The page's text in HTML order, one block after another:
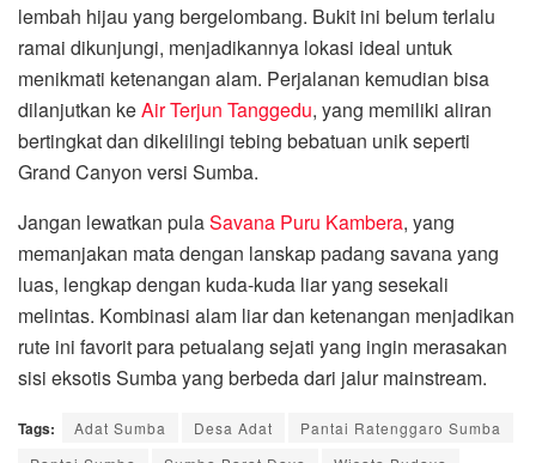
lembah hijau yang bergelombang. Bukit ini belum terlalu
ramai dikunjungi, menjadikannya lokasi ideal untuk
menikmati ketenangan alam. Perjalanan kemudian bisa
dilanjutkan keAir Terjun Tanggedu, yang memiliki aliran
bertingkat dan dikelilingi tebing bebatuan unik seperti
Grand Canyon versi Sumba.
Jangan lewatkan pulaSavana Puru Kambera, yang
memanjakan mata dengan lanskap padang savana yang
luas, lengkap dengan kuda-kuda liar yang sesekali
melintas. Kombinasi alam liar dan ketenangan menjadikan
rute ini favorit para petualang sejati yang ingin merasakan
sisi eksotis Sumba yang berbeda dari jalur mainstream.
Tags: Adat Sumba Desa Adat
Pantai Ratenggaro Sumba